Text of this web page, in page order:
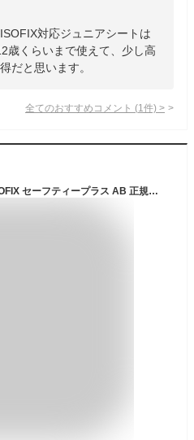
対応ジュニアシートは
歳くらいまで使えて、少し高
だと思います。
全てのおすすめコメント (1 件) >
アップリカ フォームフィット ISOFIX セーフティープラス AB 正規品 Apricaフォームフィット isofix ab チャイルドシートメテオブラウン